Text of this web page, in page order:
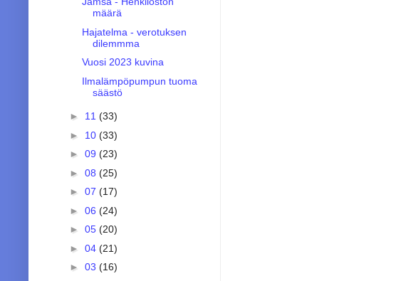
määrä
Hajatelma - verotuksen
dilemmma
Vuosi 2023 kuvina
Ilmalämpöpumpun tuoma
säästö
► 11 (33)
► 10 (33)
► 09 (23)
► 08 (25)
► 07 (17)
► 06 (24)
► 05 (20)
► 04 (21)
► 03 (16)